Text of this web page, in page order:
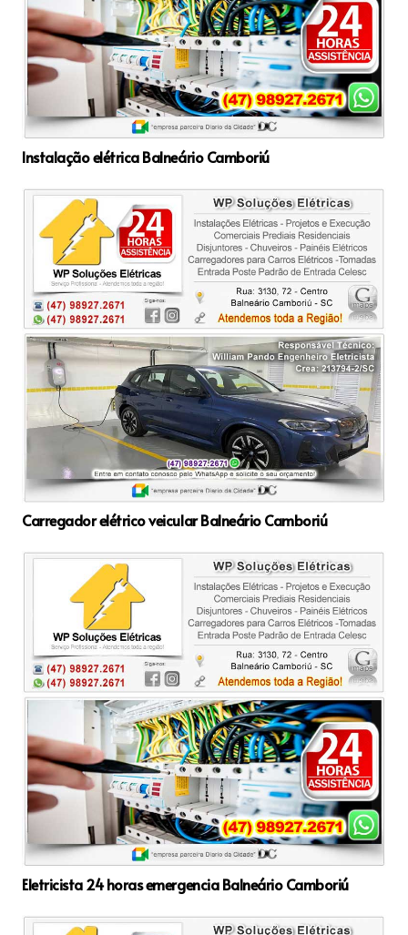
Instalação elétrica Balneário Camboriú
Carregador elétrico veicular Balneário Camboriú
Eletricista 24 horas emergencia Balneário Camboriú